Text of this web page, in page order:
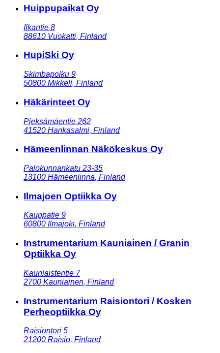
Huippupaikat Oy
Ilkantie 8
88610 Vuokatti, Finland
HupiSki Oy
Skimbapolku 9
50800 Mikkeli, Finland
Häkärinteet Oy
Pieksämäentie 262
41520 Hankasalmi, Finland
Hämeenlinnan Näkökeskus Oy
Palokunnankatu 23-35
13100 Hämeenlinna, Finland
Ilmajoen Optiikka Oy
Kauppatie 9
60800 Ilmajoki, Finland
Instrumentarium Kauniainen / Granin
Optiikka Oy
Kauniaistentie 7
2700 Kauniainen, Finland
Instrumentarium Raisiontori / Kosken
Perheoptiikka Oy
Raisiontori 5
21200 Raisio, Finland